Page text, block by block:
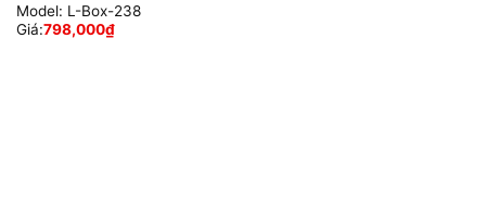
Model: L-Box-238
Giá:798,000₫